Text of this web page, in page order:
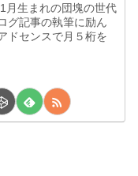
月生まれの団塊の世代
グ記事の執筆に励ん
ドセンスで月５桁を